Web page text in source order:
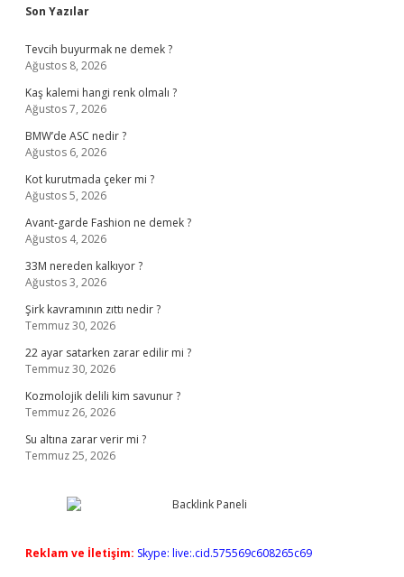
Sidebar
Son Yazılar
Tevcih buyurmak ne demek ?
Ağustos 8, 2026
Kaş kalemi hangi renk olmalı ?
Ağustos 7, 2026
BMW’de ASC nedir ?
Ağustos 6, 2026
Kot kurutmada çeker mi ?
Ağustos 5, 2026
Avant-garde Fashion ne demek ?
Ağustos 4, 2026
33M nereden kalkıyor ?
Ağustos 3, 2026
Şirk kavramının zıttı nedir ?
Temmuz 30, 2026
22 ayar satarken zarar edilir mi ?
Temmuz 30, 2026
Kozmolojik delili kim savunur ?
Temmuz 26, 2026
Su altına zarar verir mi ?
Temmuz 25, 2026
Reklam ve İletişim: Skype: live:.cid.575569c608265c69